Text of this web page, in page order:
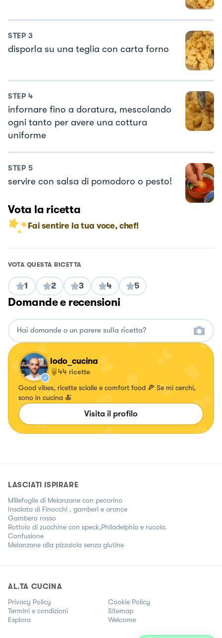
STEP 3
disporla su una teglia con carta forno
STEP 4
infornare fino a doratura, mescolando
ogni tanto per avere una cottura
uniforme
STEP 5
servire con salsa di pomodoro o pesto!
Vota la ricetta
Fai sentire la tua voce, chef!
VOTA QUESTA RICETTA
1 2 3 4 5
Domande e recensioni
lodo_cucina
44 ricette
Good vibes, ricette scialle e comfort food 🍕 Se mi cerchi,
sono in cucina 🍝
Visita il profilo
LASCIATI ISPIRARE
Millefoglie di Melanzane con pecorino
Insalata di Finocchi , gamberi e arance
Gambero rosso
Rottolo di zucchine con speck,Philadelphia e rucola.
Confusione
Melanzane alla pizzaiola senza glutine
AL.TA CUCINA
Privacy Policy
Cookie Policy
Termini e condizioni
Sitemap
Esplora
Welcome